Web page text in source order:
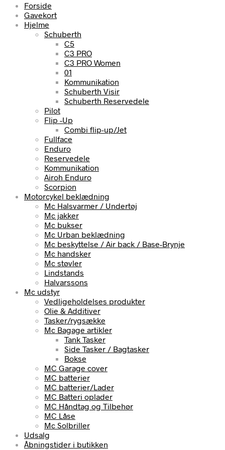
Forside
Gavekort
Hjelme
Schuberth
C5
C3 PRO
C3 PRO Women
01
Kommunikation
Schuberth Visir
Schuberth Reservedele
Pilot
Flip -Up
Combi flip-up/Jet
Fullface
Enduro
Reservedele
Kommunikation
Airoh Enduro
Scorpion
Motorcykel beklædning
Mc Halsvarmer / Undertøj
Mc jakker
Mc bukser
Mc Urban beklædning
Mc beskyttelse / Air back / Base-Brynje
Mc handsker
Mc støvler
Lindstands
Halvarssons
Mc udstyr
Vedligeholdelses produkter
Olie & Additiver
Tasker/rygsække
Mc Bagage artikler
Tank Tasker
Side Tasker / Bagtasker
Bokse
MC Garage cover
MC batterier
MC batterier/Lader
MC Batteri oplader
MC Håndtag og Tilbehør
MC Låse
Mc Solbriller
Udsalg
Åbningstider i butikken